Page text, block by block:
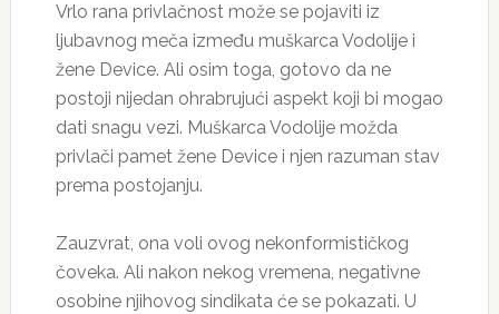
Vrlo rana privlačnost može se pojaviti iz
ljubavnog meča između muškarca Vodolije i
žene Device. Ali osim toga, gotovo da ne
postoji nijedan ohrabrujući aspekt koji bi mogao
dati snagu vezi. Muškarca Vodolije možda
privlači pamet žene Device i njen razuman stav
prema postojanju.
Zauzvrat, ona voli ovog nekonformističkog
čoveka. Ali nakon nekog vremena, negativne
osobine njihovog sindikata će se pokazati. U